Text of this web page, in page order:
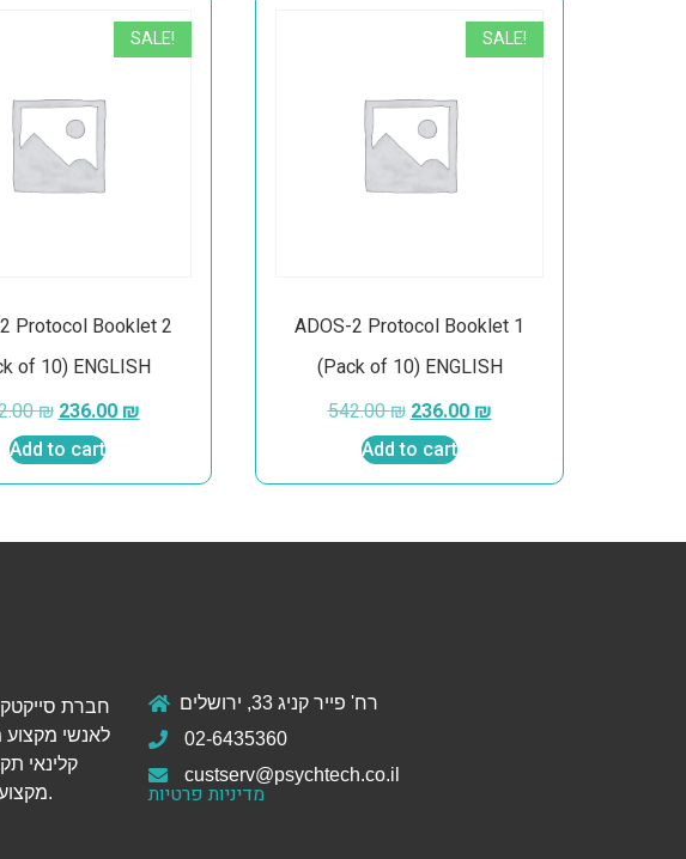
SALE!
Protocol Booklet 2
of 10) ENGLISH
₪236.00₪
Add to cart
SALE!
ADOS-2 Protocol Booklet 1
(Pack of 10) ENGLISH
542.00₪236.00₪
Add to cart
רח' פייר קניג 33, ירושלים
02-6435360
custserv@psychtech.co.il
מדיניות פרטיות
לאנשי מקצוע
קלינאי
מקצוע נוספים מוצאים אצלנו את הכלים שאיתם הם עובדים יום-יום.